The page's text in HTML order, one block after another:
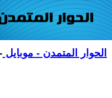
الحوار المتمدن - موبايل